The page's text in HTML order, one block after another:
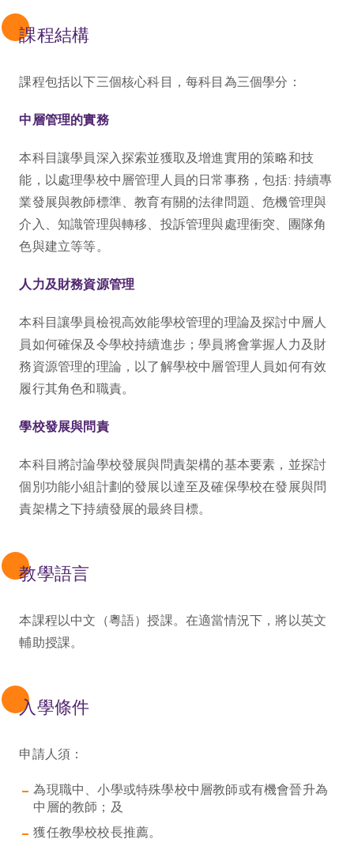
課程結構
課程包括以下三個核心科目，每科目為三個學分：
中層管理的實務
本科目讓學員深入探索並獲取及增進實用的策略和技
能，以處理學校中層管理人員的日常事務，包括: 持續專
業發展與教師標準、教育有關的法律問題、危機管理與
介入、知識管理與轉移、投訴管理與處理衝突、團隊角
色與建立等等。
人力及財務資源管理
本科目讓學員檢視高效能學校管理的理論及探討中層人
員如何確保及令學校持續進步；學員將會掌握人力及財
務資源管理的理論，以了解學校中層管理人員如何有效
履行其角色和職責。
學校發展與問責
本科目將討論學校發展與問責架構的基本要素，並探討
個別功能小組計劃的發展以達至及確保學校在發展與問
責架構之下持續發展的最終目標。
教學語言
本課程以中文（粵語）授課。在適當情況下，將以英文
輔助授課。
入學條件
申請人須：
為現職中、小學或特殊學校中層教師或有機會晉升為
中層的教師；及
獲任教學校校長推薦。